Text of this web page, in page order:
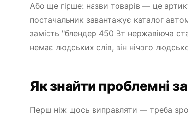
Або ще гірше: назви товарів — це
постачальник завантажує каталог
замість "блендер 450 Вт нержавіюча
немає людських слів, він нічого
Як знайти проблемні
Перш ніж щось виправляти — треба